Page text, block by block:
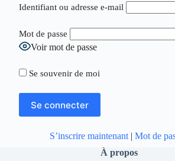
Identifiant ou adresse e-mail
Mot de passe
Voir mot de passe
Se souvenir de moi
S’inscrire maintenant| Mot de
À propos